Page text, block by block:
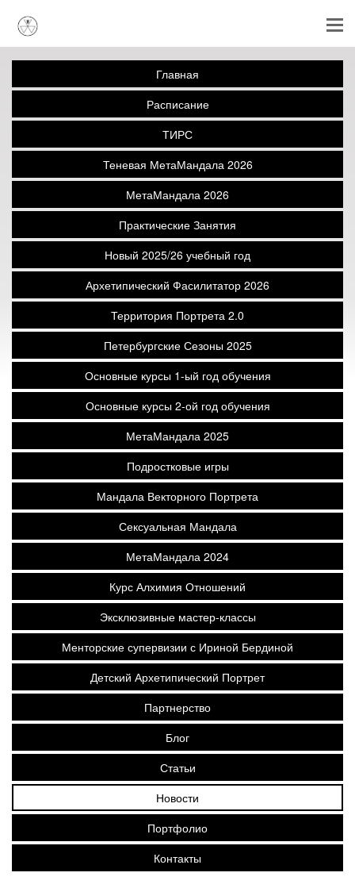
Главная
Расписание
ТИРС
Теневая МетаМандала 2026
МетаМандала 2026
Практические Занятия
Новый 2025/26 учебный год
Архетипический Фасилитатор 2026
Территория Портрета 2.0
Петербургские Сезоны 2025
Основные курсы 1-ый год обучения
Основные курсы 2-ой год обучения
МетаМандала 2025
Подростковые игры
Мандала Векторного Портрета
Сексуальная Мандала
МетаМандала 2024
Курс Алхимия Отношений
Эксклюзивные мастер-классы
Менторские супервизии с Ириной Бердиной
Детский Архетипический Портрет
Партнерство
Блог
Статьи
Новости
Портфолио
Контакты